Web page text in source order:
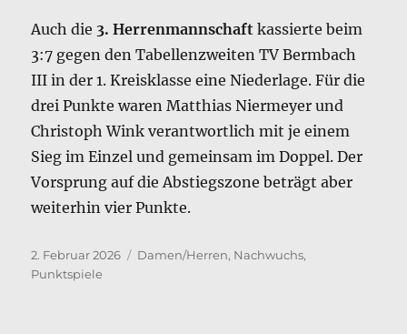
Auch die 3. Herrenmannschaft kassierte beim
3:7 gegen den Tabellenzweiten TV Bermbach
III in der 1. Kreisklasse eine Niederlage. Für die
drei Punkte waren Matthias Niermeyer und
Christoph Wink verantwortlich mit je einem
Sieg im Einzel und gemeinsam im Doppel. Der
Vorsprung auf die Abstiegszone beträgt aber
weiterhin vier Punkte.
Veröffentlicht
am
2. Februar 2026 Kategorien
Damen/Herren, Nachwuchs,
Punktspiele